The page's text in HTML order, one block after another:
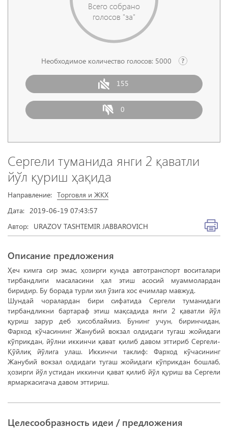
Всего собрано
голосов "за"
Необходимое количество голосов: 5000
155
0
Сергели туманида янги 2 қаватли
йўл қуриш ҳақида
Направление: Торговля и ЖКХ
Дата: 2019-06-19 07:43:57
Автор: URAZOV TASHTEMIR JABBAROVICH
Описание предложения
Ҳеч кимга сир эмас, ҳозирги кунда автотранспорт воситалари
тирбандлиги масаласини ҳал этиш асосий муаммолардан
биридир. Бу борада турли хил ўзига хос ечимлар мавжуд.
Шундай чоралардан бири сифатида Сергели туманидаги
тирбандликни бартараф этиш мақсадида янги 2 қаватли йўл
қуриш зарур деб ҳисоблаймиз. Бунинг учун, биринчидан,
Фарход кўчасининг Жанубий вокзал олдидаги тугаш жойидаги
кўприкдан, йўлни иккинчи қават қилиб давом эттириб Сергели-
Қўйлиқ йўлига улаш. Иккинчи таклиф: Фарход кўчасининг
Жанубий вокзал олдидаги тугаш жойидаги кўприкдан бошлаб,
ҳозирги йўл устидан иккинчи қават қилиб йўл қуриш ва Сергели
ярмаркасигача давом эттириш.
Целесообразность идеи / предложения